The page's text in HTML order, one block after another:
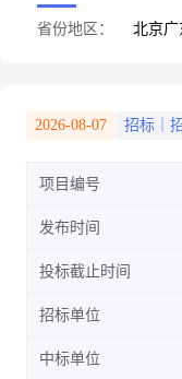
省份地区： 北京广
2026-08-07 招标｜
项目编号
发布时间
投标截止时间
招标单位
中标单位